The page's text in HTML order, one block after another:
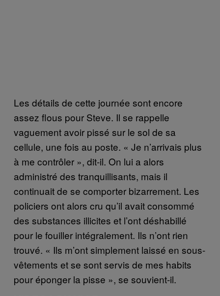
Les détails de cette journée sont encore
assez flous pour Steve. Il se rappelle
vaguement avoir pissé sur le sol de sa
cellule, une fois au poste. « Je n’arrivais plus
à me contrôler », dit-il. On lui a alors
administré des tranquillisants, mais il
continuait de se comporter bizarrement. Les
policiers ont alors cru qu’il avait consommé
des substances illicites et l’ont déshabillé
pour le fouiller intégralement. Ils n’ont rien
trouvé. « Ils m’ont simplement laissé en sous-
vêtements et se sont servis de mes habits
pour éponger la pisse », se souvient-il.